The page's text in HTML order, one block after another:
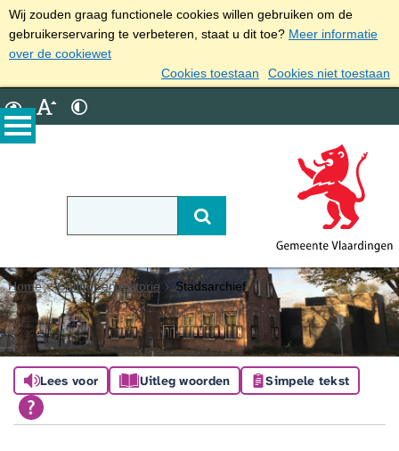
Wij zouden graag functionele cookies willen gebruiken om de
gebruikerservaring te verbeteren, staat u dit toe? Meer informatie
over de cookiewet
Cookies toestaan
Cookies niet toestaan
Home Cultuur en historie Stadsarchief
Lees voor Uitleg woorden Simpele tekst